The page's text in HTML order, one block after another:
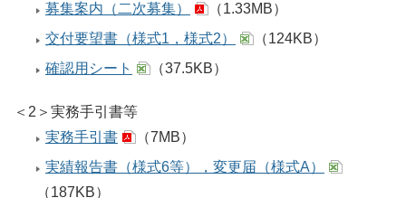
募集案内（二次募集）
（1.33MB）
交付要望書（様式1，様式2）
（124KB）
確認用シート
（37.5KB）
＜2＞実務手引書等
実務手引書
（7MB）
実績報告書（様式6等），変更届（様式A）
（187KB）